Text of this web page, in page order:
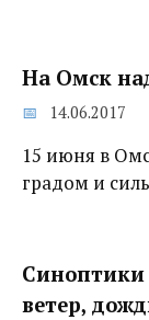
На Омск
14.06.2017
15 июня в
градом и
ветер,